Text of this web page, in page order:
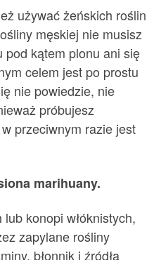
używać żeńskich roślin
męskiej nie musisz
pod kątem plonu ani się
celem jest po prostu
nie powiedzie, nie
próbujesz
przeciwnym razie jest
marihuany.
konopi włóknistych,
zapylane rośliny
błonnik i źródła